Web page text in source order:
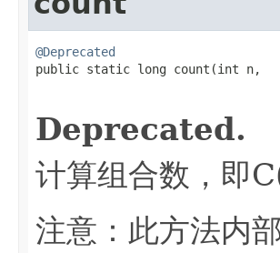
@Deprecated
public static long count(int n,
Deprecated.
计算组合数，
注意：此方法